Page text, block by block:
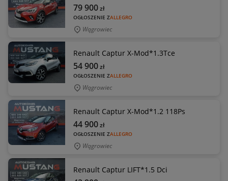
OGŁOSZENIE ZALLEGRO
79 900zł
Wągrowiec
Renault Captur X-Mod*1.3Tce
OGŁOSZENIE ZALLEGRO
54 900zł
Wągrowiec
Renault Captur X-Mod*1.2 118Ps
OGŁOSZENIE ZALLEGRO
44 900zł
Wągrowiec
Renault Captur LIFT*1.5 Dci